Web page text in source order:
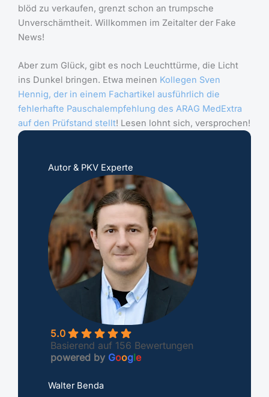
blöd zu verkaufen, grenzt schon an trumpsche
Unverschämtheit. Willkommen im Zeitalter der Fake
News!
Aber zum Glück, gibt es noch Leuchttürme, die Licht
ins Dunkel bringen. Etwa meinen Kollegen Sven
Hennig, der in einem Fachartikel ausführlich die
fehlerhafte Pauschalempfehlung des ARAG MedExtra
auf den Prüfstand stellt! Lesen lohnt sich, versprochen!
Autor & PKV Experte
5.0
Basierend auf 156 Bewertungen
powered by Google
Walter Benda